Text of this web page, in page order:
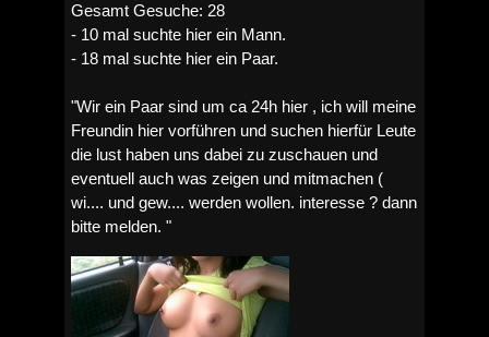
Gesamt Gesuche: 28
- 10 mal suchte hier ein Mann.
- 18 mal suchte hier ein Paar.
"Wir ein Paar sind um ca 24h hier , ich will meine
Freundin hier vorführen und suchen hierfür Leute
die lust haben uns dabei zu zuschauen und
eventuell auch was zeigen und mitmachen (
wi.... und gew.... werden wollen. interesse ? dann
bitte melden. "